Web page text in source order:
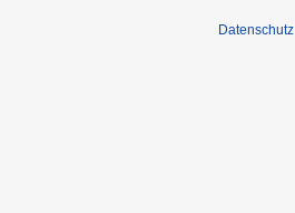
Datenschutz